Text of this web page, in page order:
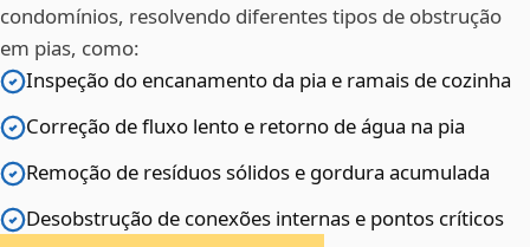
condomínios, resolvendo diferentes tipos de obstrução
em pias, como:
Inspeção do encanamento da pia e ramais de cozinha
Correção de fluxo lento e retorno de água na pia
Remoção de resíduos sólidos e gordura acumulada
Desobstrução de conexões internas e pontos críticos